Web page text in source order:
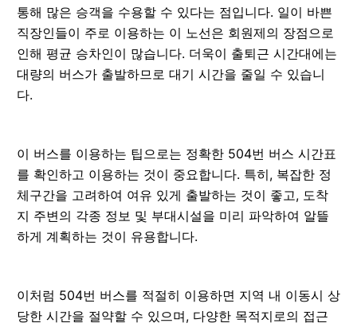
통해 많은 승객을 수용할 수 있다는 점입니다. 일이 바쁜
직장인들이 주로 이용하는 이 노선은 회원제의 장점으로
인해 평균 승차인이 많습니다. 더욱이 출퇴근 시간대에는
대량의 버스가 출발하므로 대기 시간을 줄일 수 있습니
다.
이 버스를 이용하는 팁으로는 정확한 504번 버스 시간표
를 확인하고 이용하는 것이 중요합니다. 특히, 복잡한 정
체구간을 고려하여 여유 있게 출발하는 것이 좋고, 도착
지 주변의 각종 정보 및 부대시설을 미리 파악하여 알뜰
하게 계획하는 것이 유용합니다.
이처럼 504번 버스를 적절히 이용하면 지역 내 이동시 상
당한 시간을 절약할 수 있으며, 다양한 목적지로의 접근